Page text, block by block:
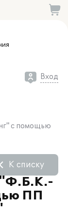
Вход
с помощью
"Ф.Б.К.-
ПП
К списку